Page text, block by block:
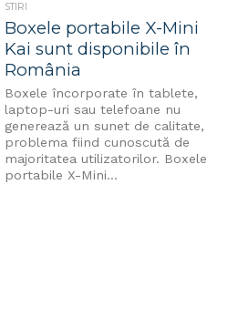
STIRI
Boxele portabile X-Mini
Kai sunt disponibile în
România
Boxele încorporate în tablete,
laptop-uri sau telefoane nu
generează un sunet de calitate,
problema fiind cunoscută de
majoritatea utilizatorilor. Boxele
portabile X-Mini...